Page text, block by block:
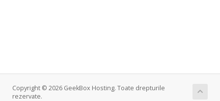
Copyright © 2026 GeekBox Hosting. Toate drepturile
rezervate.